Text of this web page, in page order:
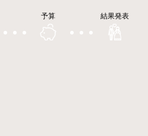
予算 結果発表